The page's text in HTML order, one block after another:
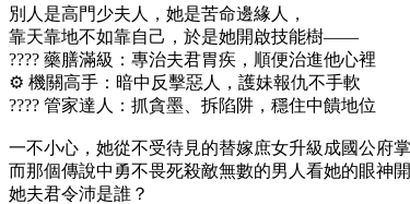
別人是高門少夫人，她是苦命邊緣人，
靠天靠地不如靠自己，於是她開啟技能樹——
???? 藥膳滿級：專治夫君胃疾，順便治進他心裡
⚙️ 機關高手：暗中反擊惡人，護妹報仇不手軟
???? 管家達人：抓貪墨、拆陷阱，穩住中饋地位
一不小心，她從不受待見的替嫁庶女升級成國公府
而那個傳說中勇不畏死殺敵無數的男人看她的眼神
她夫君令沛是誰？